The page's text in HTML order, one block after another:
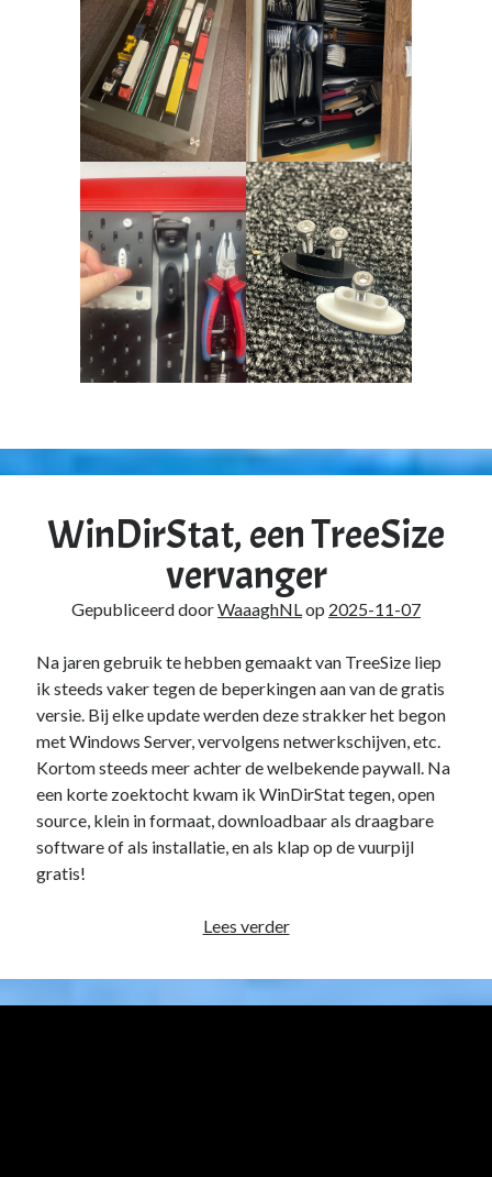
WinDirStat, een TreeSize
vervanger
Gepubliceerd doorWaaaghNL op 2025-11-07
Na jaren gebruik te hebben gemaakt van TreeSize liep
ik steeds vaker tegen de beperkingen aan van de gratis
versie. Bij elke update werden deze strakker het begon
met Windows Server, vervolgens netwerkschijven, etc.
Kortom steeds meer achter de welbekende paywall. Na
een korte zoektocht kwam ik WinDirStat tegen, open
source, klein in formaat, downloadbaar als draagbare
software of als installatie, en als klap op de vuurpijl
gratis!
Lees verderWinDirStat,
TreeSize
vervanger